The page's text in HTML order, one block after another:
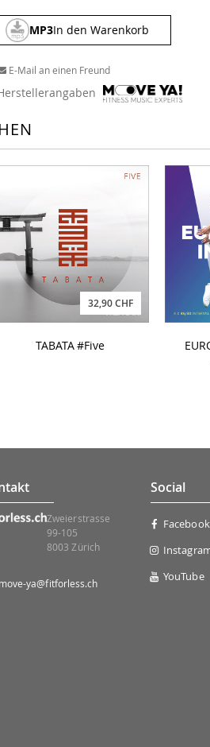
MP3In den Warenkorb
E-Mail an einen Freund
32,90 CHF
TABATA #Five
Zweierstrasse
99-105
8003 Zürich
move-ya@fitforless.ch
Social
Facebook
YouTube